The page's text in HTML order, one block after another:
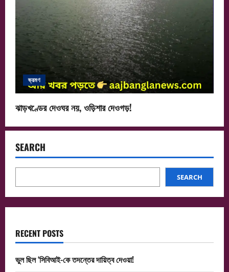
ভ্রমণ
ঝাড়খণ্ডের দেওঘর নয়, ওড়িশার দেওগড়!
SEARCH
SEARCH
RECENT POSTS
ভুল ছিল ‘সিবিআই-কে তদন্তের দায়িত্ব দেওয়া!